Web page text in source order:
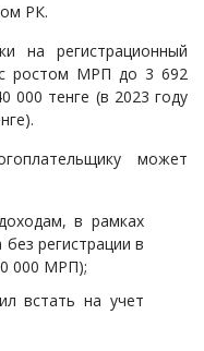
РК.
на регистрационный
ростом МРП до 3 692
000 тенге (в 2023 году
может
в рамках
регистрации в
000 МРП);
встать на учет